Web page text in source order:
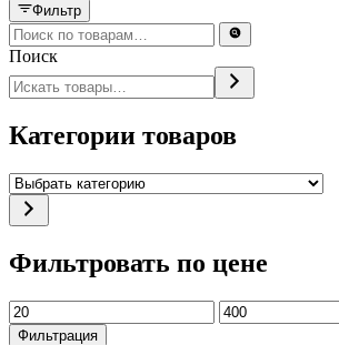
Фильтр
Поиск
Категории товаров
Выбрать
категорию
Фильтровать по цене
Минимальная
цена
Максимальная
цена
Фильтрация